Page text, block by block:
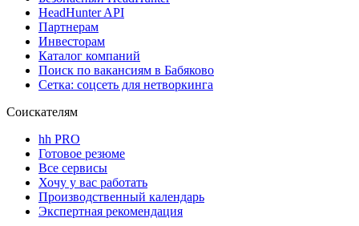
HeadHunter API
Партнерам
Инвесторам
Каталог компаний
Поиск по вакансиям в Бабяково
Сетка: соцсеть для нетворкинга
Соискателям
hh PRO
Готовое резюме
Все сервисы
Хочу у вас работать
Производственный календарь
Экспертная рекомендация